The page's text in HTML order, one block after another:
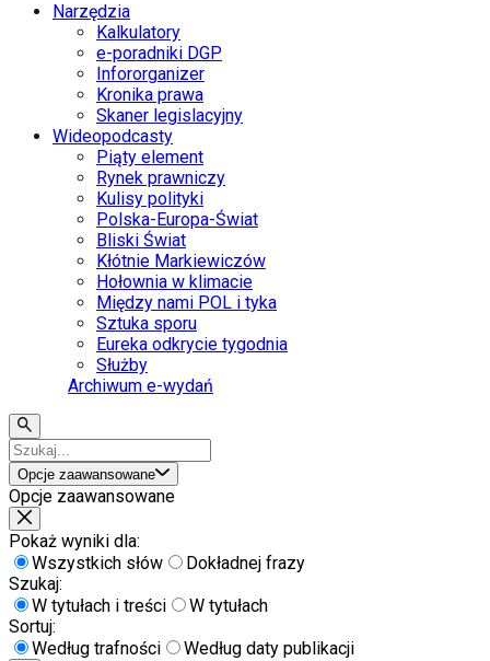
Narzędzia
Kalkulatory
e-poradniki DGP
Infororganizer
Kronika prawa
Skaner legislacyjny
Wideopodcasty
Piąty element
Rynek prawniczy
Kulisy polityki
Polska-Europa-Świat
Bliski Świat
Kłótnie Markiewiczów
Hołownia w klimacie
Między nami POL i tyka
Sztuka sporu
Eureka odkrycie tygodnia
Służby
Archiwum e-wydań
Opcje zaawansowane
Opcje zaawansowane
Pokaż wyniki dla:
Wszystkich słów
Dokładnej frazy
Szukaj:
W tytułach i treści
W tytułach
Sortuj:
Według trafności
Według daty publikacji